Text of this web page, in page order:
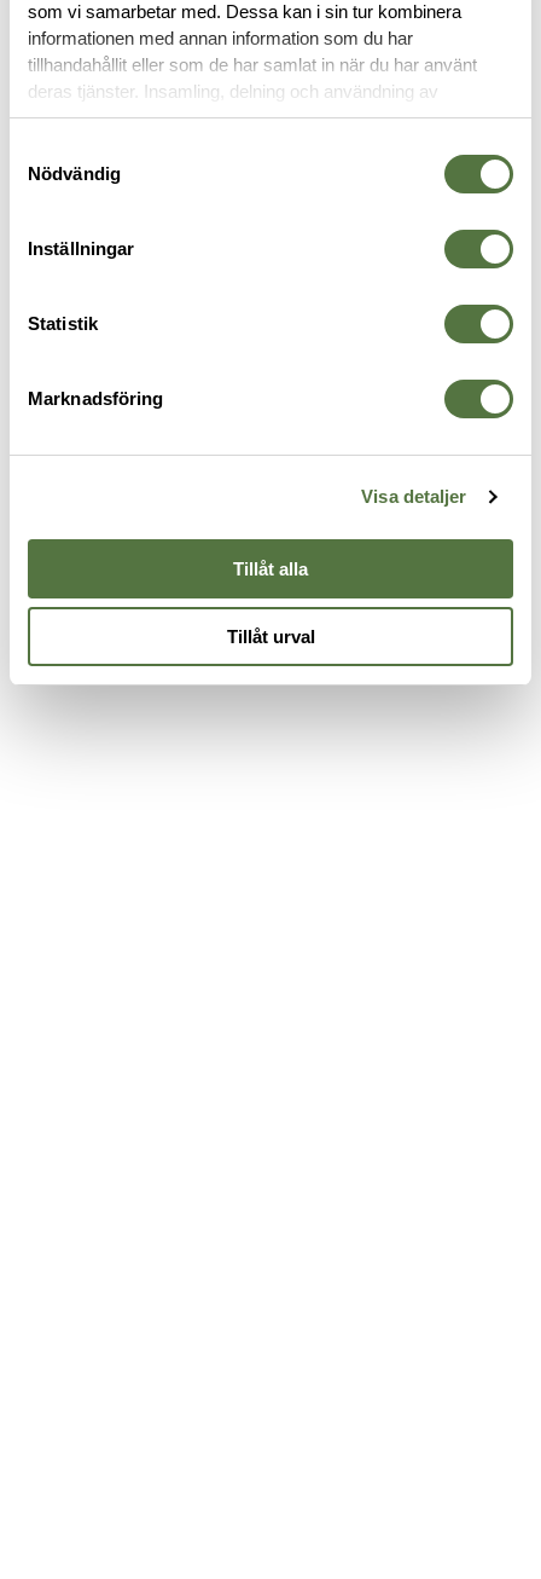
som vi samarbetar med. Dessa kan i sin tur kombinera
informationen med annan information som du har
tillhandahållit eller som de har samlat in när du har använt
deras tjänster. Insamling, delning och användning av
personuppgifter kan användas för personalisering av
Nödvändig
Inställningar
Statistik
Marknadsföring
Visa detaljer
Tillåt alla
Tillåt urval
OM VARUMÄRKET
KNÄSKYDD
845 kr
AirFlex Field Knee Pad Black